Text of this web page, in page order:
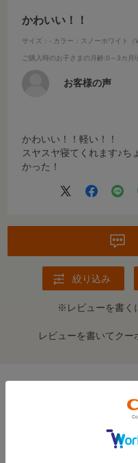
かわいい！！
サイズ：- カラー：スノーホワイト（
ご購入時のお子さまの月齢:0～3カ月
お客様の声
かわいい！！軽い！！
スヤスヤ寝てくれます♪ち
かった！
絞り込み
※レビューを書く
レビューを書いてクー